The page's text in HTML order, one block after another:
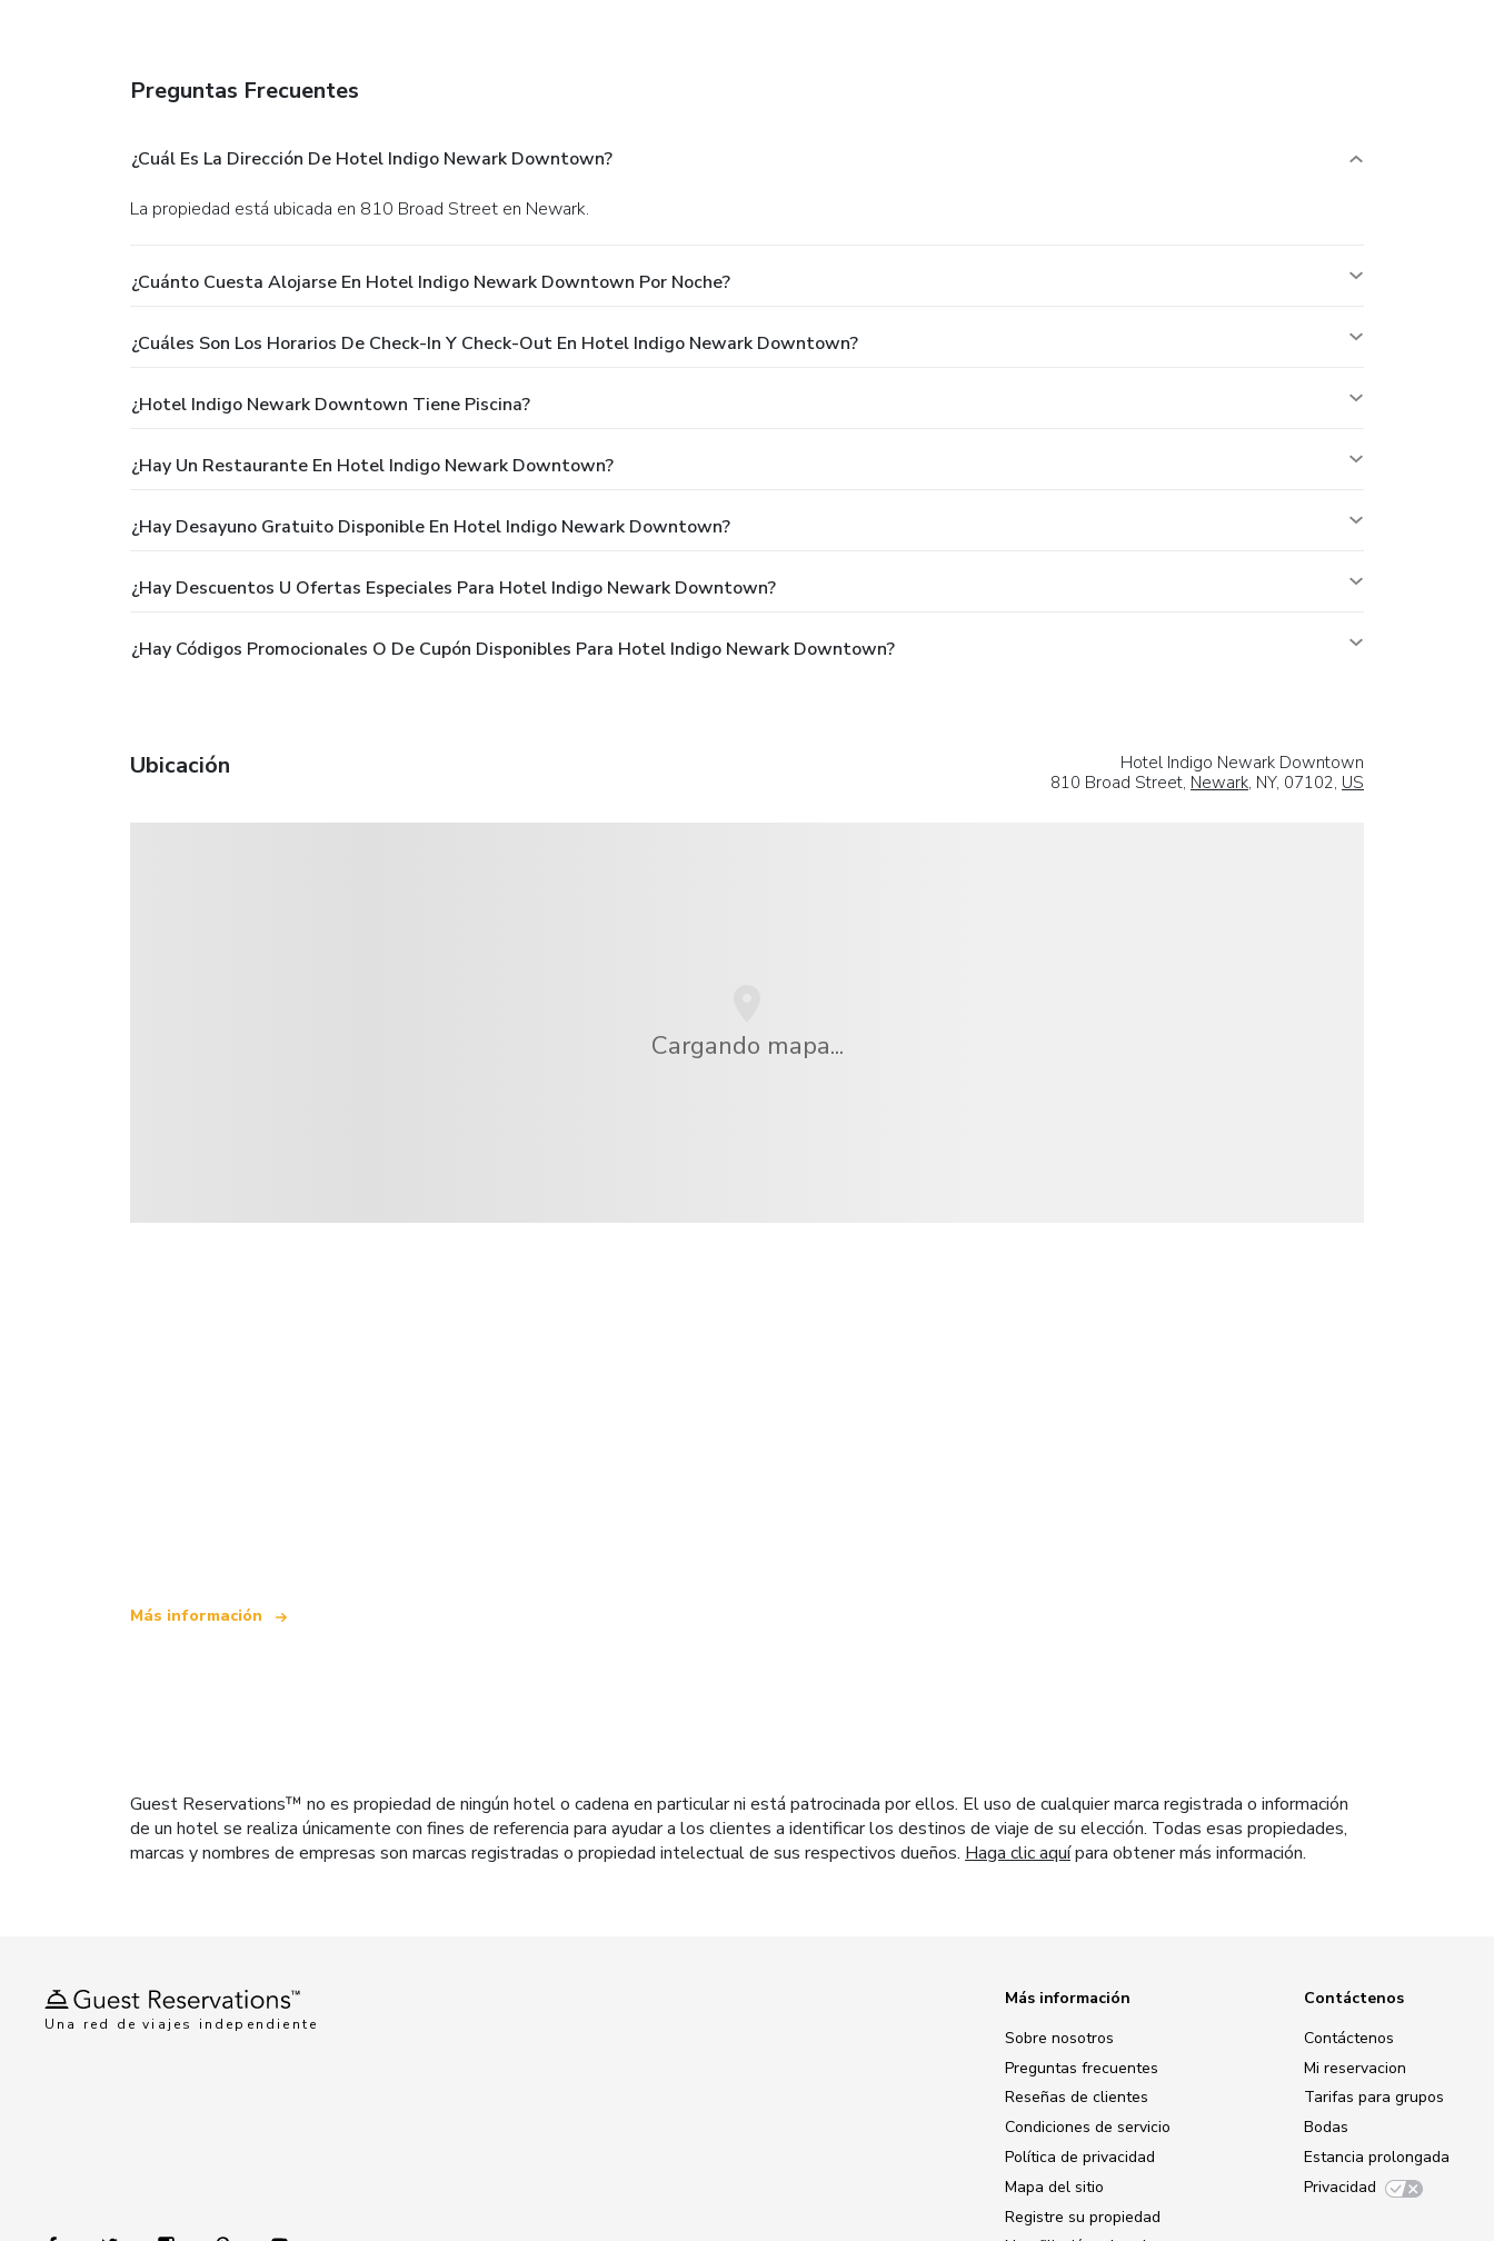
Preguntas Frecuentes
¿Cuál Es La Dirección De Hotel Indigo Newark Downtown?
La propiedad está ubicada en 810 Broad Street en Newark.
¿Cuánto Cuesta Alojarse En Hotel Indigo Newark Downtown Por Noche?
¿Cuáles Son Los Horarios De Check-In Y Check-Out En Hotel Indigo Newark Downtown?
¿Hotel Indigo Newark Downtown Tiene Piscina?
¿Hay Un Restaurante En Hotel Indigo Newark Downtown?
¿Hay Desayuno Gratuito Disponible En Hotel Indigo Newark Downtown?
¿Hay Descuentos U Ofertas Especiales Para Hotel Indigo Newark Downtown?
¿Hay Códigos Promocionales O De Cupón Disponibles Para Hotel Indigo Newark Downtown?
Ubicación
Hotel Indigo Newark Downtown
810 Broad Street, Newark, NY, 07102, US
Cargando mapa...
Más información
Guest Reservations™ no es propiedad de ningún hotel o cadena en particular ni está patrocinada por ellos. El uso de cualquier marca registrada o información
de un hotel se realiza únicamente con fines de referencia para ayudar a los clientes a identificar los destinos de viaje de su elección. Todas esas propiedades,
marcas y nombres de empresas son marcas registradas o propiedad intelectual de sus respectivos dueños. Haga clic aquípara obtener más información.
Una red de viajes independiente
Más información
Sobre nosotros
Preguntas frecuentes
Reseñas de clientes
Condiciones de servicio
Política de privacidad
Mapa del sitio
Registre su propiedad
Contáctenos
Contáctenos
Mi reservacion
Tarifas para grupos
Bodas
Estancia prolongada
Privacidad